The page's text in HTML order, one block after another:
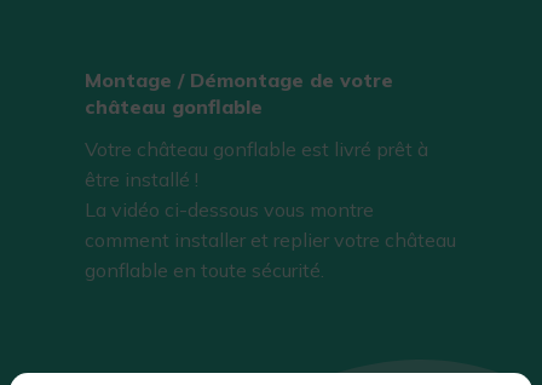
Montage / Démontage de votre
château gonflable
Votre château gonflable est livré prêt à
être installé !
La vidéo ci-dessous vous montre
comment installer et replier votre château
gonflable en toute sécurité.